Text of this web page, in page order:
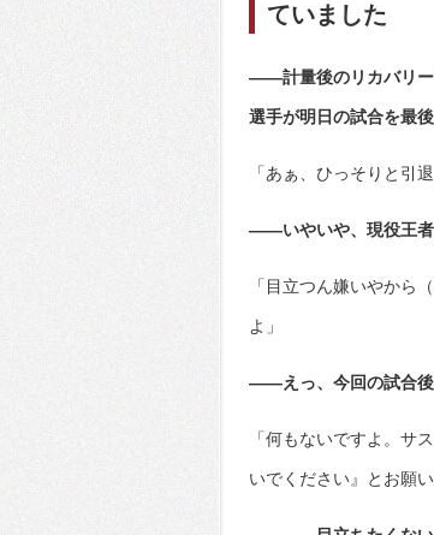
ていました
――計量後のリカバリー
選手が明日の試合を最
「あぁ、ひっそりと引
――いやいや、現役王者
「目立つん嫌いやから
よ」
――えっ、今回の試合後
「何もないですよ。サ
いでください』とお願